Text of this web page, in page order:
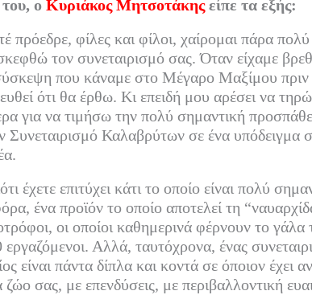
ο Κυριάκος Μητσοτάκης είπε τα εξής:
πρόεδρε, φίλες και φίλοι, χαίρομαι πάρα
τον συνεταιρισμό σας. Όταν είχαμε
που κάναμε στο Μέγαρο Μαξίμου πριν
ότι θα έρθω. Κι επειδή μου αρέσει να
για να τιμήσω την πολύ σημαντική
Συνεταιρισμό Καλαβρύτων σε ένα υπόδειγμα
έχετε επιτύχει κάτι το οποίο είναι πολύ
ένα προϊόν το οποίο αποτελεί τη
οι οποίοι καθημερινά φέρνουν το γάλα
Αλλά, ταυτόχρονα, ένας
είναι πάντα δίπλα και κοντά σε όποιον έχει
σας, με επενδύσεις, με περιβαλλοντική